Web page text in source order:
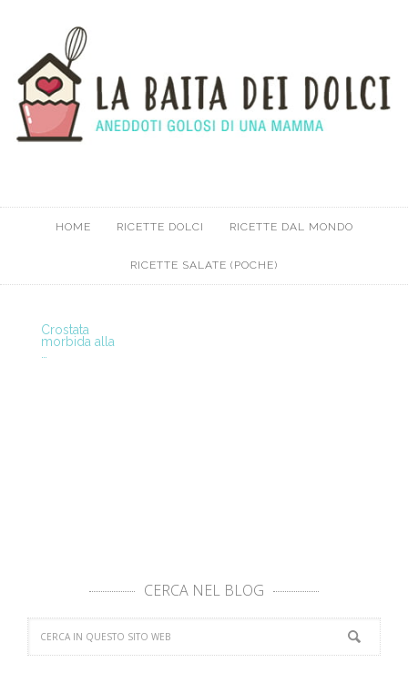
HOME RICETTE DOLCI RICETTE DAL MONDO
RICETTE SALATE (POCHE)
Crostata
morbida alla
CERCA NEL BLOG